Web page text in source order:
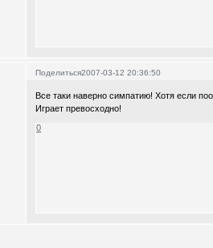
Поделиться2007-03-12 20:36:50
Все таки наверно симпатию! Хотя если
Играет превосходно!
0